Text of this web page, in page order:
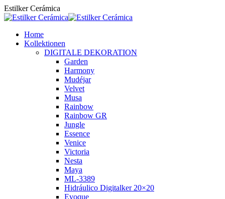
Zum
Inhalt
Estilker Cerámica
Home
Kollektionen
DIGITALE DEKORATION
Garden
Harmony
Mudéjar
Velvet
Musa
Rainbow
Rainbow GR
Jungle
Essence
Venice
Victoria
Nesta
Maya
ML-3389
Hidráulico Digitalker 20×20
Evoque